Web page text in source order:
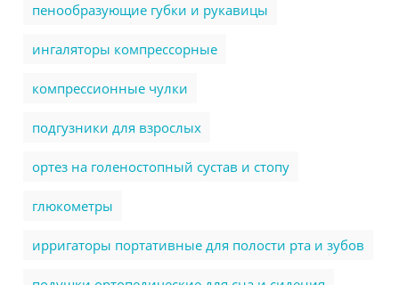
пенообразующие губки и рукавицы
ингаляторы компрессорные
компрессионные чулки
подгузники для взрослых
ортез на голеностопный сустав и стопу
глюкометры
ирригаторы портативные для полости рта и зубов